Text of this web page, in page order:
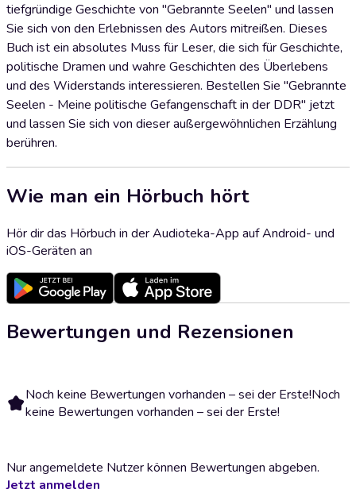
tiefgründige Geschichte von "Gebrannte Seelen" und lassen
Sie sich von den Erlebnissen des Autors mitreißen. Dieses
Buch ist ein absolutes Muss für Leser, die sich für Geschichte,
politische Dramen und wahre Geschichten des Überlebens
und des Widerstands interessieren. Bestellen Sie "Gebrannte
Seelen - Meine politische Gefangenschaft in der DDR" jetzt
und lassen Sie sich von dieser außergewöhnlichen Erzählung
berühren.
Wie man ein Hörbuch hört
Hör dir das Hörbuch in der Audioteka-App auf Android- und
iOS-Geräten an
Bewertungen und Rezensionen
Noch keine Bewertungen vorhanden – sei der Erste!Noch
keine Bewertungen vorhanden – sei der Erste!
Nur angemeldete Nutzer können Bewertungen abgeben.
Jetzt anmelden